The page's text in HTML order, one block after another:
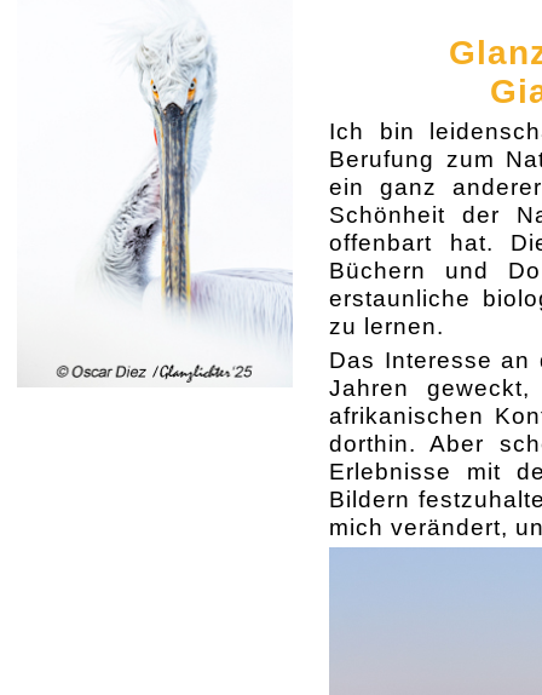
Ich bin
Berufung zum
ein ganz
Schönheit der
offenbart hat.
Büchern und
erstaunliche
zu lernen.
Das Interesse an
Jahren
afrikanischen
dorthin. Aber
Erlebnisse mit
Bildern
mich verändert,